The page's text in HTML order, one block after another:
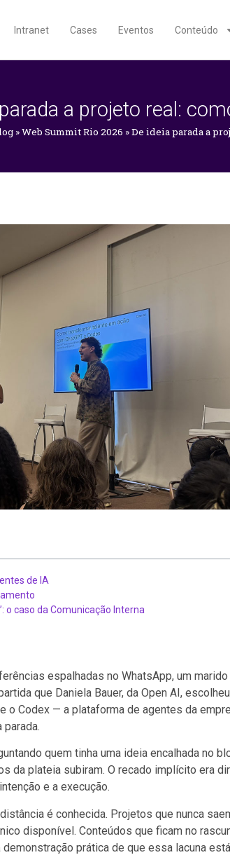
Intranet Cases Eventos Conteúdo
a projeto real:
»Web Summit Rio 2026 »De ideia parada a
de IA
o caso da Comunicação Interna
espalhadas no WhatsApp, um
que Daniela Bauer, da Open AI,
o Codex — a plataforma de agentes da
quem tinha uma ideia encalhada no
da plateia subiram. O recado implícito era
e a execução.
é conhecida. Projetos que nunca
disponível. Conteúdos que ficam no
prática de que essa lacuna está